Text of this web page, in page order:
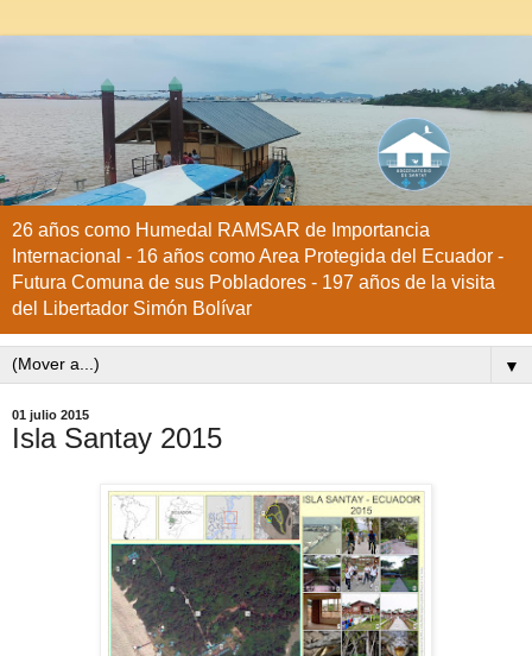
26 años como Humedal RAMSAR de Importancia
Internacional - 16 años como Area Protegida del Ecuador -
Futura Comuna de sus Pobladores - 197 años de la visita
del Libertador Simón Bolívar
▼
01 julio 2015
Isla Santay 2015